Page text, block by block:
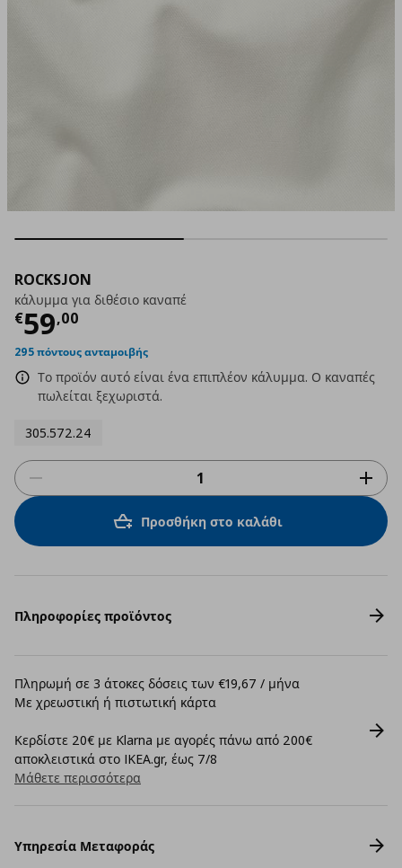
ROCKSJON
κάλυμμα για διθέσιο καναπέ
€59,00
Τρέχουσα τιμή
295 πόντους ανταμοιβής
Το προϊόν αυτό είναι ένα επιπλέον κάλυμμα. Ο καναπές
πωλείται ξεχωριστά.
305.572.24
Προσθήκη στο καλάθι
Πληροφορίες προϊόντος
Πληρωμή σε 3 άτοκες δόσεις των €19,67 / μήνα
Με χρεωστική ή πιστωτική κάρτα
Κερδίστε 20€ με Klarna με αγορές πάνω από 200€
αποκλειστικά στο IKEA.gr, έως 7/8
Μάθετε περισσότερα
Υπηρεσία Μεταφοράς